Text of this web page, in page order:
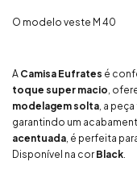
O modelo veste M 40
A Camisa Eufrates é
toque super macio ,
modelagem solta , a
garantindo um
acentuada , é perfeita
Disponível na cor Black